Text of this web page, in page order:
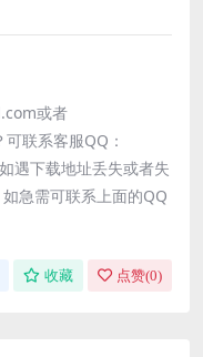
或者
联系客服QQ：
遇下载地址丢失或者失
急需可联系上面的QQ
收藏 点赞(0)